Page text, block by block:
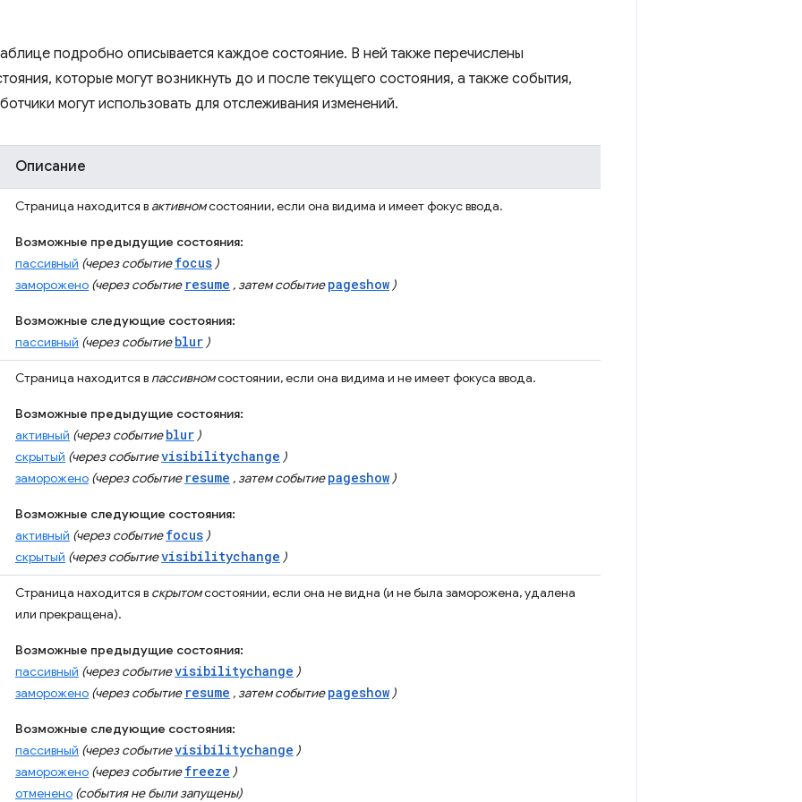
подробно описывается каждое состояние. В ней также перечислены
которые могут возникнуть до и после текущего состояния, а также события,
могут использовать для отслеживания изменений.
Описание
Страница находится в активномсостоянии, если она видима и имеет фокус ввода.
Возможные предыдущие состояния:
пассивный (через событиеfocus )
заморожено (через событие resume , затем событиеpageshow )
Возможные следующие состояния:
пассивный (через событиеblur )
Страница находится в пассивномсостоянии, если она видима и не имеет фокуса ввода.
Возможные предыдущие состояния:
активный (через событиеblur )
скрытый (через событиеvisibilitychange )
заморожено (через событие resume , затем событиеpageshow )
Возможные следующие состояния:
активный (через событиеfocus )
скрытый (через событиеvisibilitychange )
Страница находится в скрытомсостоянии, если она не видна (и не была заморожена, удалена
или прекращена).
Возможные предыдущие состояния:
пассивный (через событиеvisibilitychange )
заморожено (через событие resume , затем событиеpageshow )
Возможные следующие состояния:
пассивный (через событиеvisibilitychange )
заморожено (через событиеfreeze )
отменено (события не были запущены)